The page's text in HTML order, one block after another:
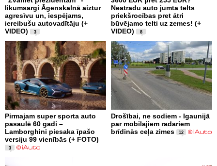
likumsargi Āgenskalnā aiztur
agresīvu un, iespējams,
iereibušu autovadītāju (+
VIDEO)
3
Neatradu auto jumta telts
priekšrocības pret ātri
būvējamo telti uz zemes! (+
VIDEO)
8
Pirmajam super sporta auto
pasaulē 60 gadi –
Lamborghini piesaka īpašo
versiju 99 vienībās (+ FOTO)
3
Drošībai, ne sodiem - Igaunijā
par mobilajiem radariem
brīdinās ceļa zimes
12